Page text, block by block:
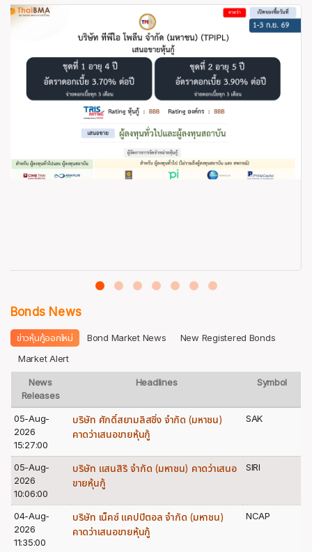
Bonds News
ข่าวหุ้นกู้ออกใหม่ Bond Market News
New Registered Bonds
Market Alert
News
Releases
Headlines Symbol
05-Aug-
2026
15:27:00
บริษัท ศักดิ์สยามลิสซิ่ง จำกัด (มหาชน)
คาดว่าเสนอขายหุ้นกู้
SAK
05-Aug-
2026
10:06:00
บริษัท แสนสิริ จำกัด (มหาชน) คาดว่าเสนอ
ขายหุ้นกู้
SIRI
04-Aug-
2026
11:35:00
บริษัท เน็คซ์ แคปปิตอล จำกัด (มหาชน)
คาดว่าเสนอขายหุ้นกู้
NCAP